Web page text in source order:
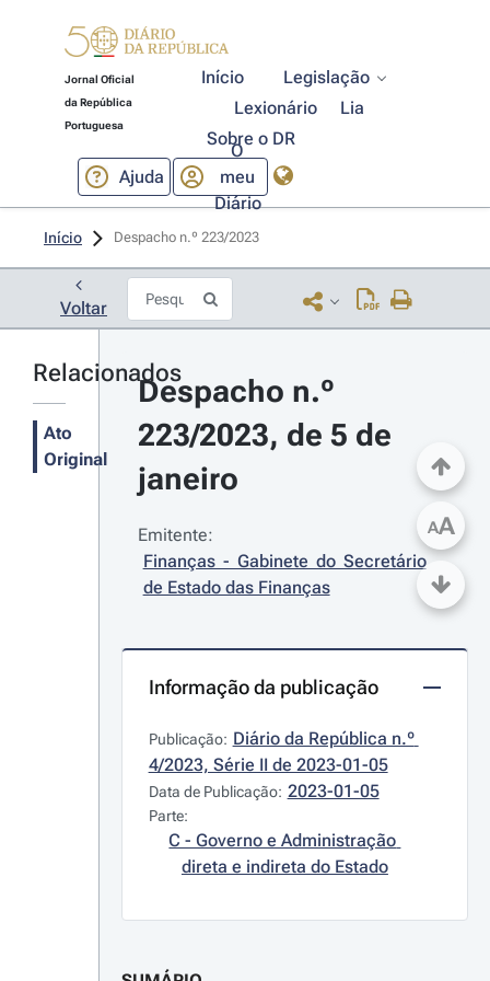
Jornal Oficial
da República
Portuguesa
Início
Legislação
Lexionário
Lia
Sobre o DR
Ajuda
O
meu
Diário
Início Despacho n.º 223/2023
Voltar
Relacionados
Ato
Original
Despacho n.º
223/2023, de 5 de
janeiro
Emitente:
Finanças - Gabinete do Secretário
de Estado das Finanças
Informação da publicação
Publicação: Diário da República n.º
4/2023, Série II de 2023-01-05
Data de Publicação: 2023-01-05
Parte:
C - Governo e Administração
direta e indireta do Estado
AA